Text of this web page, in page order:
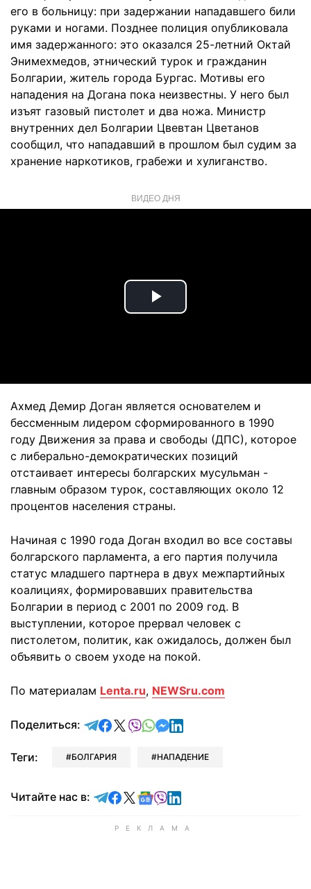
его в больницу: при задержании нападавшего били
руками и ногами. Позднее полиция опубликовала
имя задержанного: это оказался 25-летний Октай
Энимехмедов, этнический турок и гражданин
Болгарии, житель города Бургас. Мотивы его
нападения на Догана пока неизвестны. У него был
изъят газовый пистолет и два ножа. Министр
внутренних дел Болгарии Цвевтан Цветанов
сообщил, что нападавший в прошлом был судим за
хранение наркотиков, грабежи и хулиганство.
ВИДЕО ДНЯ
Play
Ахмед Демир Доган является основателем и
бессменным лидером сформированного в 1990
году Движения за права и свободы (ДПС), которое
с либерально-демократических позиций
отстаивает интересы болгарских мусульман -
главным образом турок, составляющих около 12
процентов населения страны.
Начиная с 1990 года Доган входил во все составы
болгарского парламента, а его партия получила
статус младшего партнера в двух межпартийных
коалициях, формировавших правительства
Болгарии в период с 2001 по 2009 год. В
выступлении, которое прервал человек с
пистолетом, политик, как ожидалось, должен был
объявить о своем уходе на покой.
По материалам Lenta.ru, NEWSru.com
Поделиться: отправить в Telegram
поделиться в Facebook
поделиться в X
отправить в Viber
отправить в Whatsapp
отправить в Messenger
отправить в LinkedIn
Теги: БОЛГАРИЯ НАПАДЕНИЕ
Читайте нас в: Читайте в Telegram
Читайте в Facebook
Читайте в X
Читайте в Google news
Читайте в Viber
Читайте в LinkedIn